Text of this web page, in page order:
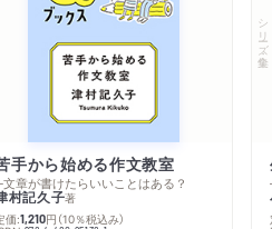
手から始める作文教室
章が書けたらいいことはある？
村記久子著
価:1,210円 （10％税込み）
シリーズ・全集